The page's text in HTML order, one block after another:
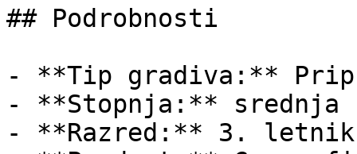
## Podrobnosti
- **Tip gradiva:**
- **Stopnja:** srednja
- **Razred:** 3. letnik